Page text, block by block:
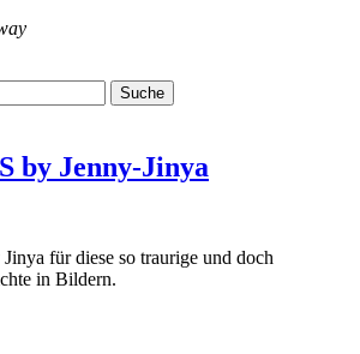
by Jenny-Jinya
für diese so traurige und doch
in Bildern.